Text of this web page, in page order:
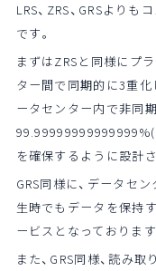
LRS、ZRS、GRSよりも
です。
まずはZRSと同様にプ
ター間で同期的に3重
ータセンター内で非同
を確保するように設計
GRS同様に、データセ
生時でもデータを保持
ービスとなっております
また、GRS同様、読み